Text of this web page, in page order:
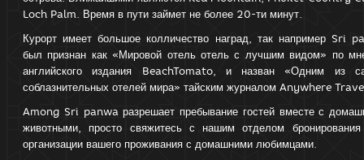
Loch Palm. Время в пути займет не более 20-ти минут.
Курорт имеет большое колличество наград, так например Sri
был признан как «Мировой отель отель с лучшим видом» по
английского издания BeachTomato, и назван «Одним из
соблазнительных отелей мира» тайским журналом Anywhere
Among Sri panwa разрешает пребывание гостей вместе с
животными, просто свяжитесь с нашим отделом
организации вашего проживания с домашними любимцами.